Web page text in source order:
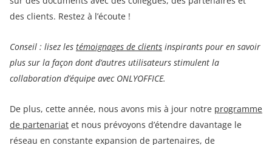
des clients. Restez à l’écoute !
Conseil : lisez les témoignages de clients inspirants pour en savoir
plus sur la façon dont d’autres utilisateurs stimulent la
collaboration d’équipe avec ONLYOFFICE.
De plus, cette année, nous avons mis à jour notre programme
de partenariat et nous prévoyons d’étendre davantage le
réseau en constante expansion de partenaires, de